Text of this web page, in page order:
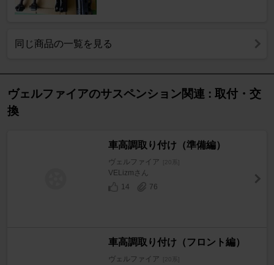
同じ商品の一覧を見る
ヴェルファイアのサスペンション関連 : 取付・交
換
車高調取り付け（準備編）
ヴェルファイア [20系]
VELizmさん
14
76
車高調取り付け（フロント編）
ヴェルファイア [20系]